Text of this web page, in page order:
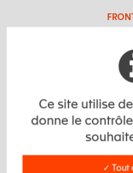
Ce site utilise
donne le
✓ Tout